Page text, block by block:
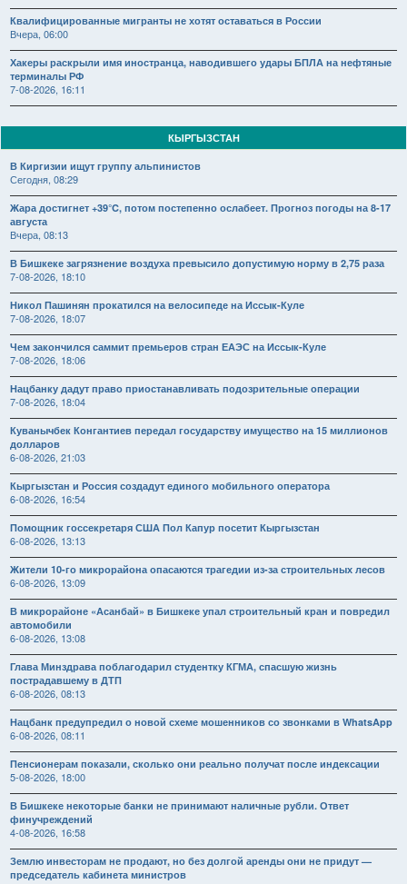
Квалифицированные мигранты не хотят оставаться в России
Вчера, 06:00
Хакеры раскрыли имя иностранца, наводившего удары БПЛА на нефтяные
терминалы РФ
7-08-2026, 16:11
КЫРГЫЗСТАН
В Киргизии ищут группу альпинистов
Сегодня, 08:29
Жара достигнет +39°C, потом постепенно ослабеет. Прогноз погоды на 8-17
августа
Вчера, 08:13
В Бишкеке загрязнение воздуха превысило допустимую норму в 2,75 раза
7-08-2026, 18:10
Никол Пашинян прокатился на велосипеде на Иссык-Куле
7-08-2026, 18:07
Чем закончился саммит премьеров стран ЕАЭС на Иссык-Куле
7-08-2026, 18:06
Нацбанку дадут право приостанавливать подозрительные операции
7-08-2026, 18:04
Куванычбек Конгантиев передал государству имущество на 15 миллионов
долларов
6-08-2026, 21:03
Кыргызстан и Россия создадут единого мобильного оператора
6-08-2026, 16:54
Помощник госсекретаря США Пол Капур посетит Кыргызстан
6-08-2026, 13:13
Жители 10-го микрорайона опасаются трагедии из-за строительных лесов
6-08-2026, 13:09
В микрорайоне «Асанбай» в Бишкеке упал строительный кран и повредил
автомобили
6-08-2026, 13:08
Глава Минздрава поблагодарил студентку КГМА, спасшую жизнь
пострадавшему в ДТП
6-08-2026, 08:13
Нацбанк предупредил о новой схеме мошенников со звонками в WhatsApp
6-08-2026, 08:11
Пенсионерам показали, сколько они реально получат после индексации
5-08-2026, 18:00
В Бишкеке некоторые банки не принимают наличные рубли. Ответ
финучреждений
4-08-2026, 16:58
Землю инвесторам не продают, но без долгой аренды они не придут —
председатель кабинета министров